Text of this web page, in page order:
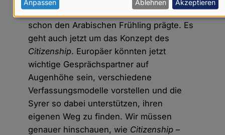
Bürgerrechten ist eine Grundtendenz, die
schon den Arabischen Frühling prägte. Es
geht auch jetzt um das Konzept des
Citizenship. Europäer könnten jetzt
wichtige Gesprächspartner auf
Augenhöhe sein, verschiedene
Verfassungsmodelle vorstellen und die
Syrer so dabei unterstützen, ihren
eigenen Weg zu finden. Wir müssen
genauer hinschauen, wie Citizenship –
personenbezogenen
Daten
und
Cookies
Anpassen Ablehnen Akzeptieren